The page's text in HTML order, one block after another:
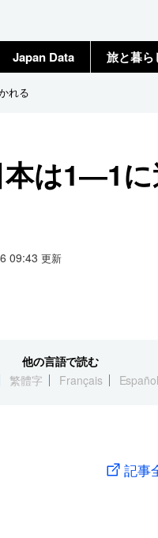
Japan Data 旅と暮ら
れる
は1―1
09:43 更新
他の言語で読む
繁體字 Français Español
記事